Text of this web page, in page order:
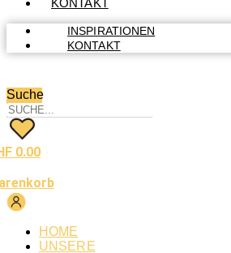
KONTAKT
INSPIRATIONEN
KONTAKT
Suche
0.00
HOME
UNSERE